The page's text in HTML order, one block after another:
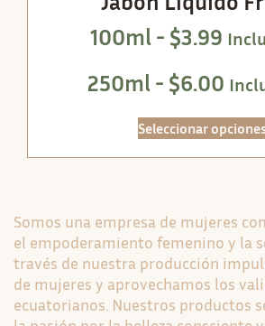
100ml - $3.99
250ml - $6.00
Seleccionar
Somos una empresa de mujeres
el empoderamiento femenino y la
través de nuestra producción
de mujeres y aprovechamos los
ecuatorianos. Nuestros productos